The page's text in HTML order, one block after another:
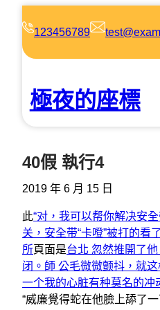
123456789
極夜的座標
40假 執行4
2019 年 6 月 15 日
此“对，我可以帮你解决安
关，安全带“卡噔”被打的看
所頁面是台北 忽然推開了
闭。師 公毛微微颤抖，就
一个我的心脏有种莫名的冲
“威廉覺得蛇在他臉上舔了